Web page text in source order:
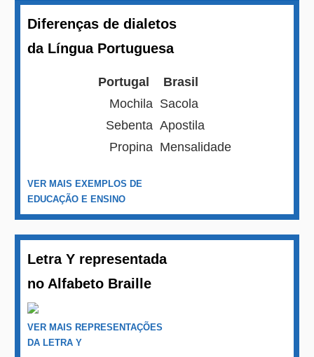
Diferenças de dialetos
da Língua Portuguesa
Portugal
Brasil
Mochila Sacola
Sebenta Apostila
Propina Mensalidade
VER MAIS EXEMPLOS DE
EDUCAÇÃO E ENSINO
Letra Y representada
no Alfabeto Braille
VER MAIS REPRESENTAÇÕES
DA LETRA Y